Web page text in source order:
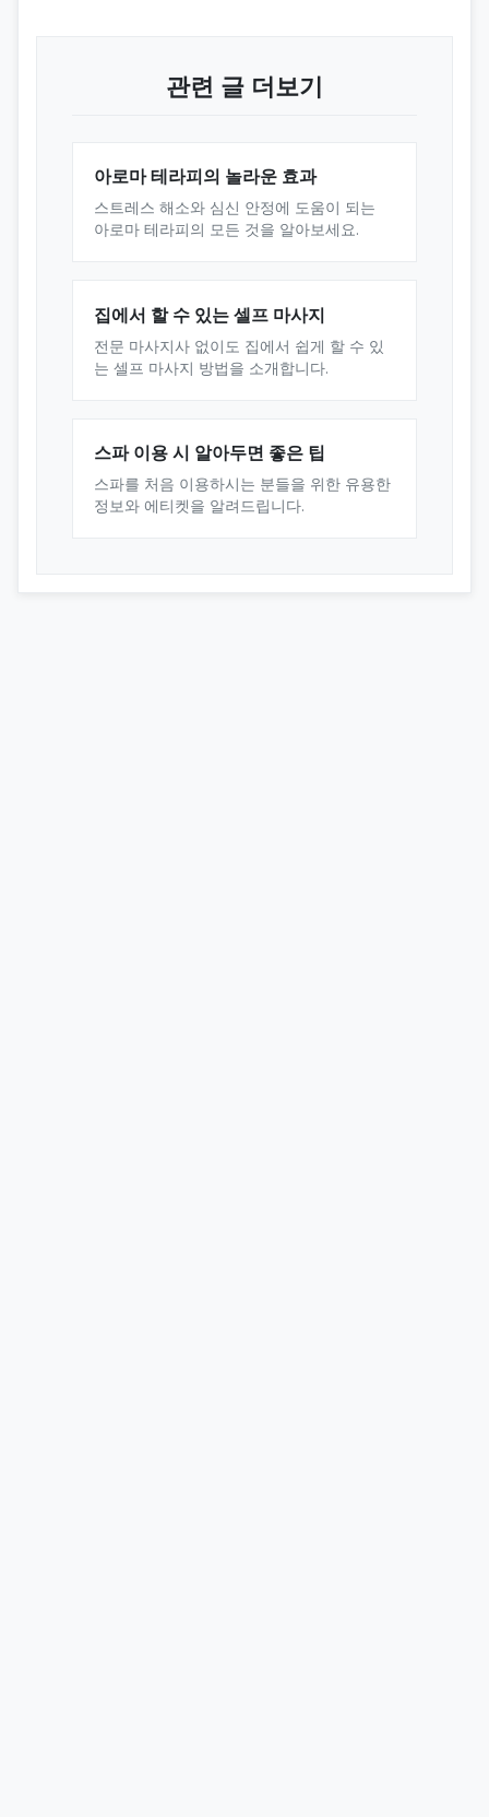
관련 글 더보기
아로마 테라피의 놀라운 효과
스트레스 해소와 심신 안정에 도움이 되는
아로마 테라피의 모든 것을 알아보세요.
집에서 할 수 있는 셀프 마사지
전문 마사지사 없이도 집에서 쉽게 할 수 있
는 셀프 마사지 방법을 소개합니다.
스파 이용 시 알아두면 좋은 팁
스파를 처음 이용하시는 분들을 위한 유용한
정보와 에티켓을 알려드립니다.